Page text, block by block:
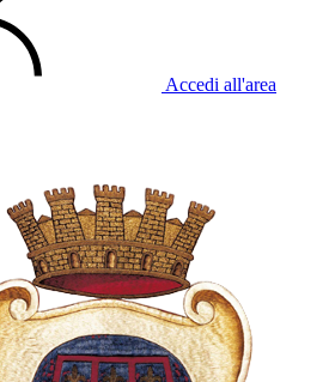
Accedi all'area